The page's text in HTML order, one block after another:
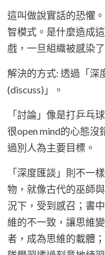
這叫做說實話的恐懼
智模式。是什麼造成
戲，一旦組織被感染
解決的方式: 透過「深
(discuss)」。
「討論」像是打乒乓
很open mind的心態沒
過別人為主要目標。
「深度匯談」則不一
物，就像古代的巫師
況下，受到感召；書
維的不一致，讓思維
者，成為思維的載體